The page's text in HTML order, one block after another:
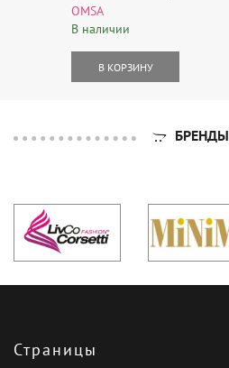
OMSA
В наличии
В КОРЗИНУ
БРЕНДЫ
Страницы